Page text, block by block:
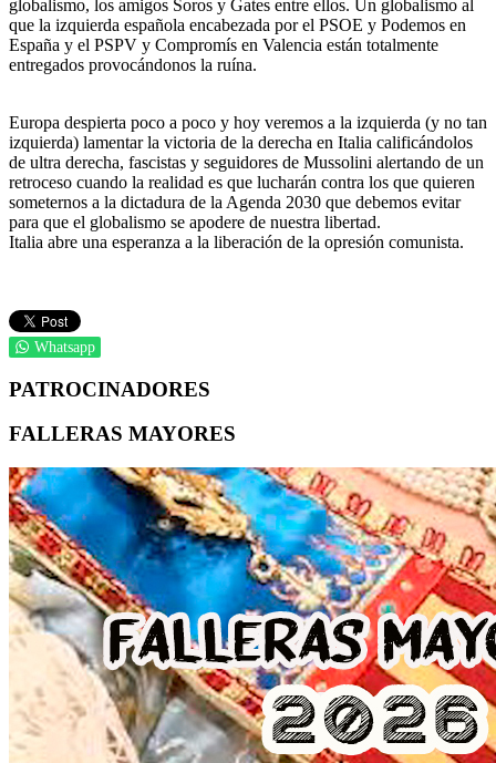
globalismo, los amigos Soros y Gates entre ellos. Un globalismo al
que la izquierda española encabezada por el PSOE y Podemos en
España y el PSPV y Compromís en Valencia están totalmente
entregados provocándonos la ruína.
Europa despierta poco a poco y hoy veremos a la izquierda (y no tan
izquierda) lamentar la victoria de la derecha en Italia calificándolos
de ultra derecha, fascistas y seguidores de Mussolini alertando de un
retroceso cuando la realidad es que lucharán contra los que quieren
someternos a la dictadura de la Agenda 2030 que debemos evitar
para que el globalismo se apodere de nuestra libertad.
Italia abre una esperanza a la liberación de la opresión comunista.
Whatsapp
PATROCINADORES
FALLERAS MAYORES